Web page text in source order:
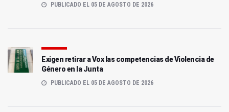
PUBLICADO EL 05 DE AGOSTO DE 2026
Exigen retirar a Vox las competencias de Violencia de
Género en la Junta
PUBLICADO EL 05 DE AGOSTO DE 2026